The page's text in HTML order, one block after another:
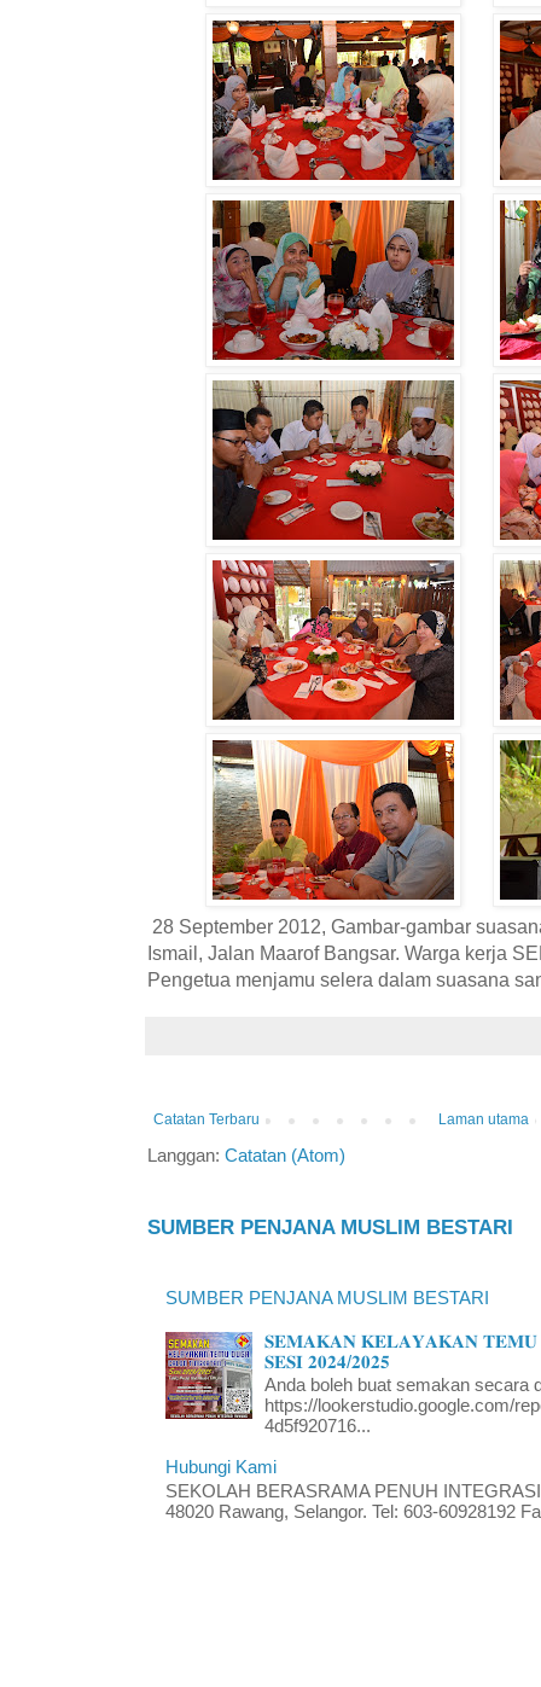
28 September 2012, Gambar-gambar
Ismail, Jalan Maarof Bangsar. Warga kerja
Pengetua menjamu selera dalam suasana
Catatan Terbaru Laman utama
Langgan: Catatan (Atom)
SUMBER PENJANA MUSLIM BESTARI
SUMBER PENJANA MUSLIM BESTARI
𝐒𝐄𝐌𝐀𝐊𝐀𝐍 𝐊𝐄𝐋𝐀𝐘𝐀𝐊𝐀𝐍 𝐓𝐄𝐌𝐔
𝐒𝐄𝐒𝐈 𝟐𝟎𝟐𝟒/𝟐𝟎𝟐𝟓
Anda boleh buat semakan secara
https://lookerstudio.google.com/
4d5f920716...
Hubungi Kami
SEKOLAH BERASRAMA PENUH
48020 Rawang, Selangor. Tel: 603-60928192